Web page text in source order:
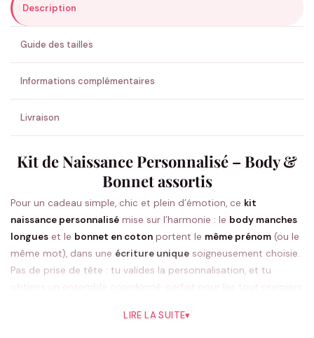
ENVOYER MA DEMANDE ✨
💚 Retour sous 24-48h🇫🇷 Flocage en France✅ Validation avant fabrication
Description
Guide des tailles
Informations complémentaires
Livraison
Kit de Naissance Personnalisé – Body &
Bonnet assortis
Pour un cadeau simple, chic et plein d’émotion, ce kit
naissance personnalisé mise sur l’harmonie : le body manches
longues et le bonnet en coton portent le même prénom (ou le
même mot), dans une écriture unique soigneusement choisie.
Pas de prise de tête : tu valides la personnalisation, et tu
obtiens un ensemble coordonné, parfait pour les tout premiers
LIRE LA SUITE▾